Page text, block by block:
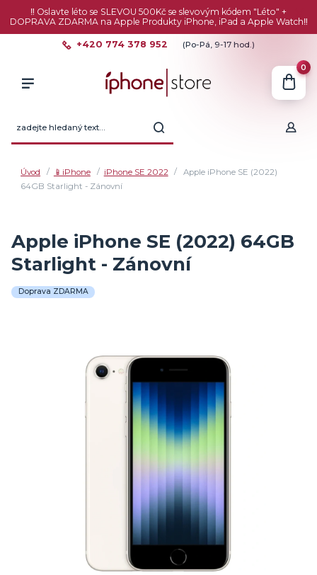
‼️ Oslavte léto se SLEVOU 500Kč se slevovým kódem "Léto" +
DOPRAVA ZDARMA na Apple Produkty iPhone, iPad a Apple Watch‼️
+420 774 378 952 (Po-Pá, 9-17 hod.)
0
Úvod 📱iPhone iPhone SE 2022
Apple iPhone SE (2022)
64GB Starlight - Zánovní
Apple iPhone SE (2022) 64GB
Starlight - Zánovní
Doprava ZDARMA